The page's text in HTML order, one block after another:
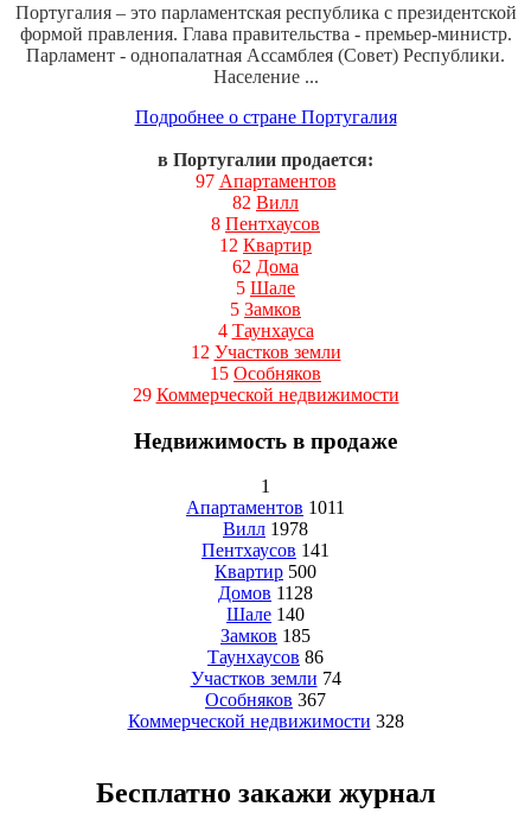
Португалия – это парламентская республика с президентской
формой правления. Глава правительства - премьер-министр.
Парламент - однопалатная Ассамблея (Совет) Республики.
Население ...
Подробнее о стране Португалия
в Португалии продается:
97 Апартаментов
82 Вилл
8 Пентхаусов
12 Квартир
62 Дома
5 Шале
5 Замков
4 Таунхауса
12 Участков земли
15 Особняков
29 Коммерческой недвижимости
Недвижимость в продаже
1
Апартаментов 1011
Вилл 1978
Пентхаусов 141
Квартир 500
Домов 1128
Шале 140
Замков 185
Таунхаусов 86
Участков земли 74
Особняков 367
Коммерческой недвижимости 328
Бесплатно закажи журнал